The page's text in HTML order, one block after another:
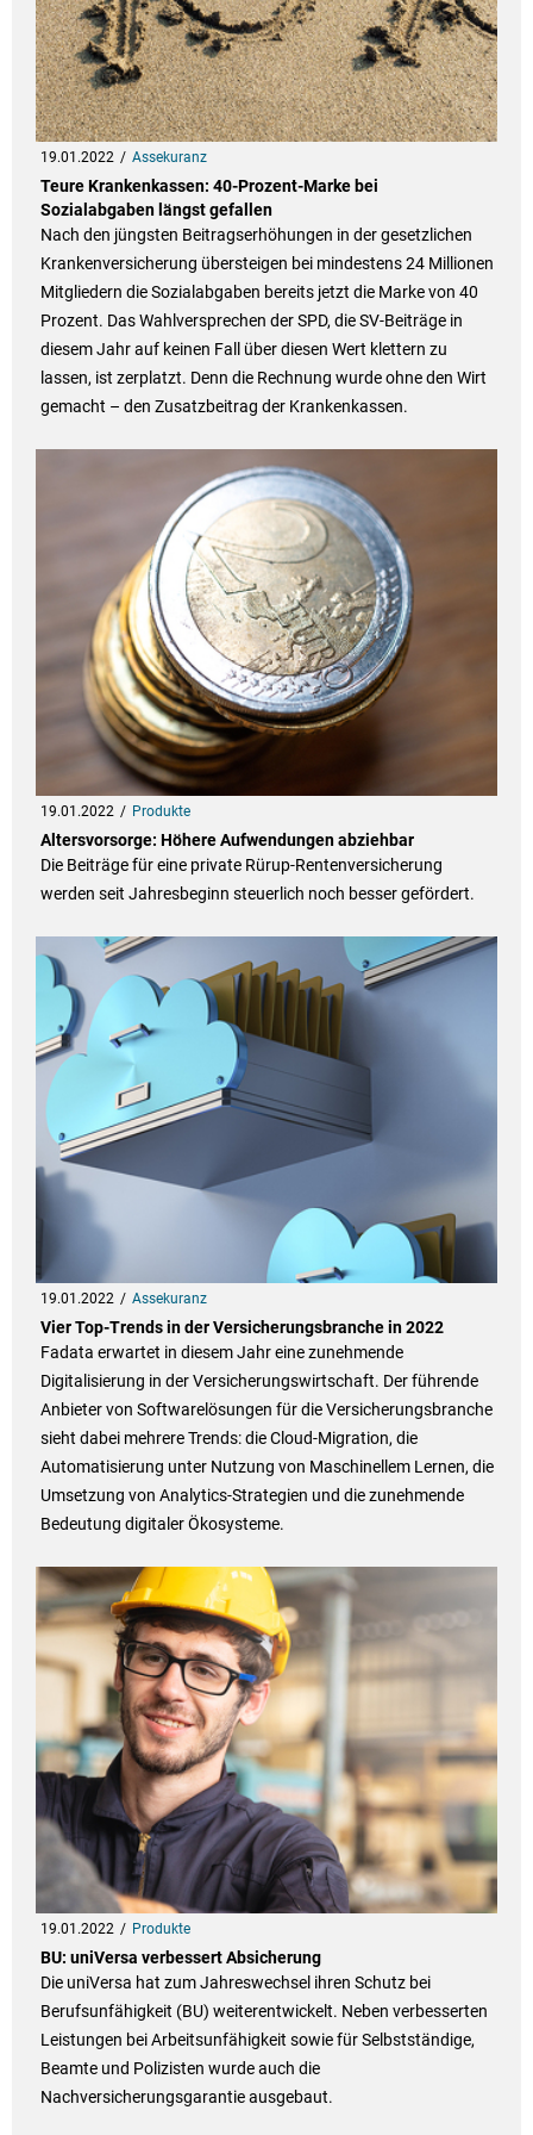
19.01.2022 Assekuranz
Teure Krankenkassen: 40-Prozent-Marke bei
Sozialabgaben längst gefallen
Nach den jüngsten Beitragserhöhungen in der gesetzlichen
Krankenversicherung übersteigen bei mindestens 24 Millionen
Mitgliedern die Sozialabgaben bereits jetzt die Marke von 40
Prozent. Das Wahlversprechen der SPD, die SV-Beiträge in
diesem Jahr auf keinen Fall über diesen Wert klettern zu
lassen, ist zerplatzt. Denn die Rechnung wurde ohne den Wirt
gemacht – den Zusatzbeitrag der Krankenkassen.
19.01.2022 Produkte
Altersvorsorge: Höhere Aufwendungen abziehbar
Die Beiträge für eine private Rürup-Rentenversicherung
werden seit Jahresbeginn steuerlich noch besser gefördert.
19.01.2022 Assekuranz
Vier Top-Trends in der Versicherungsbranche in 2022
Fadata erwartet in diesem Jahr eine zunehmende
Digitalisierung in der Versicherungswirtschaft. Der führende
Anbieter von Softwarelösungen für die Versicherungsbranche
sieht dabei mehrere Trends: die Cloud-Migration, die
Automatisierung unter Nutzung von Maschinellem Lernen, die
Umsetzung von Analytics-Strategien und die zunehmende
Bedeutung digitaler Ökosysteme.
19.01.2022 Produkte
BU: uniVersa verbessert Absicherung
Die uniVersa hat zum Jahreswechsel ihren Schutz bei
Berufsunfähigkeit (BU) weiterentwickelt. Neben verbesserten
Leistungen bei Arbeitsunfähigkeit sowie für Selbstständige,
Beamte und Polizisten wurde auch die
Nachversicherungsgarantie ausgebaut.